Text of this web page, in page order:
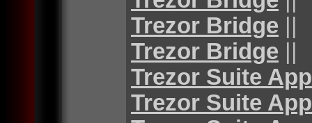
Trezor Bridge ||
Trezor Bridge ||
Trezor Suite App
Trezor Suite App